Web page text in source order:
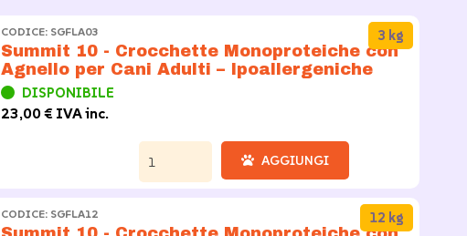
CODICE: SGFLA03
Summit 10 - Crocchette Monoproteiche con
Agnello per Cani Adulti – Ipoallergeniche
3 kg
DISPONIBILE
23,00 € IVA inc.
AGGIUNGI
CODICE: SGFLA12 12 kg